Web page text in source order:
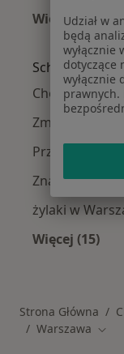
Więcej (10)
Więcej
Schorzenia w
Choroby
Zmiany skórne
Przepuklina w
Znamiona w
żylaki w
Więcej (15)
Strona Główna
Warszawa
Udział w
będą
wyłącznie
dotyczące
wyłącznie